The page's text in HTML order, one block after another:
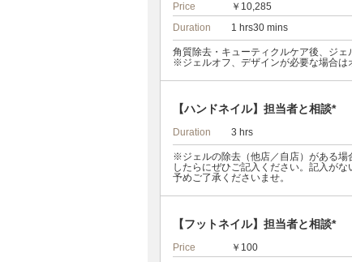
Price
￥10,285
Duration
1 hrs30 mins
角質除去・キューティクルケア後、ジェ
※ジェルオフ、デザインが必要な場合は
【ハンドネイル】担当者と相談*
Duration 3 hrs
※ジェルの除去（他店／自店）がある場
したらにぜひご記入ください。記入が
予めご了承くださいませ。
【フットネイル】担当者と相談*
Price
￥100